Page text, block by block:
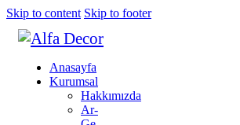
Skip to content Skip to footer
Anasayfa
Kurumsal
Hakkımızda
Ar-